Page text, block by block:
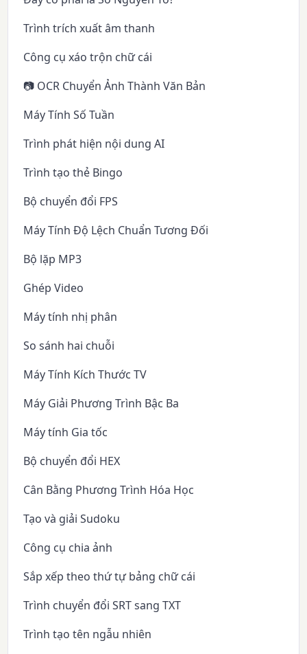
Trình trích xuất âm thanh
Công cụ xáo trộn chữ cái
📷 OCR Chuyển Ảnh Thành Văn Bản
Máy Tính Số Tuần
Trình phát hiện nội dung AI
Trình tạo thẻ Bingo
Bộ chuyển đổi FPS
Máy Tính Độ Lệch Chuẩn Tương Đối
Bộ lặp MP3
Ghép Video
Máy tính nhị phân
So sánh hai chuỗi
Máy Tính Kích Thước TV
Máy Giải Phương Trình Bậc Ba
Máy tính Gia tốc
Bộ chuyển đổi HEX
Cân Bằng Phương Trình Hóa Học
Tạo và giải Sudoku
Công cụ chia ảnh
Sắp xếp theo thứ tự bảng chữ cái
Trình chuyển đổi SRT sang TXT
Trình tạo tên ngẫu nhiên